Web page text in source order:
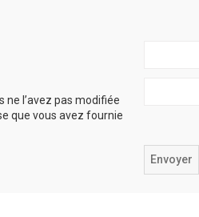
ne l’avez pas modifiée
que vous avez fournie